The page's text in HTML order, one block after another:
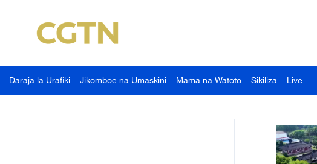
Daraja la Urafiki Jikomboe na Umaskini Mama na Watoto Sikiliza Live